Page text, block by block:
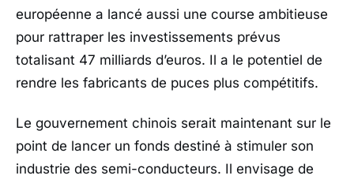
européenne a lancé aussi une course ambitieuse
pour rattraper les investissements prévus
totalisant 47 milliards d’euros. Il a le potentiel de
rendre les fabricants de puces plus compétitifs.
Le gouvernement chinois serait maintenant sur le
point de lancer un fonds destiné à stimuler son
industrie des semi-conducteurs. Il envisage de